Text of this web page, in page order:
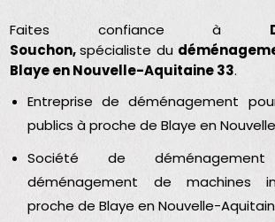
Faites confiance à
Souchon,spécialiste du
Blaye en Nouvelle-Aquitaine 33.
Entreprise de déménagement
publics à proche de Blaye en
Société de
déménagement de machines
proche de Blaye en Nouvelle-